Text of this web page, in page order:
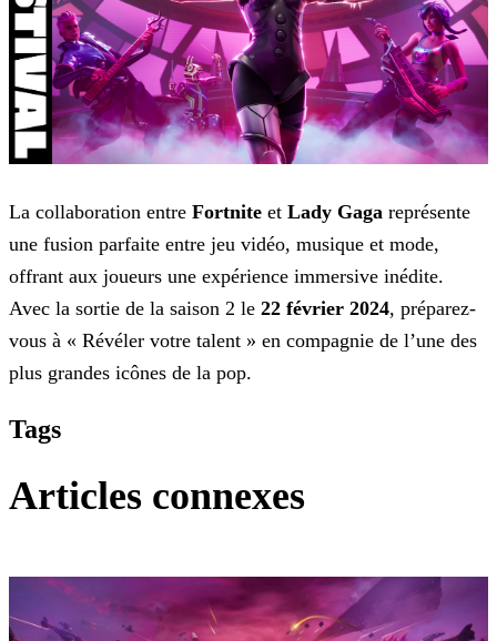
La collaboration entre Fortnite et Lady Gaga représente
une fusion parfaite entre jeu vidéo, musique et mode,
offrant aux joueurs une expérience immersive inédite.
Avec la sortie de la saison 2 le 22 février 2024, préparez-
vous à « Révéler votre talent » en compagnie de l’une des
plus grandes icônes de la pop.
Tags
Articles connexes